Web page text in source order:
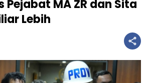
Pejabat MA ZR dan Sita
Lebih